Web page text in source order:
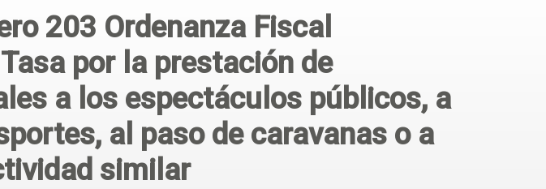
203 Ordenanza Fiscal
por la prestación de
a los espectáculos públicos, a
al paso de caravanas o a
similar